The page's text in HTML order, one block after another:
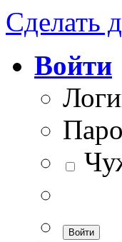
Сделать
Войти
Войти